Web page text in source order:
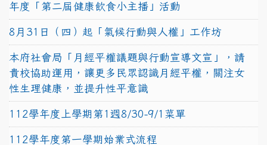
年度「第二屆健康飲食小主播」活動
8月31日（四）起「氣候行動與人權」工作坊
本府社會局「月經平權議題與行動宣導文宣」，請
貴校協助運用，讓更多民眾認識月經平權，關注女
性生理健康，並提升性平意識
112學年度上學期第1週8/30-9/1菜單
112學年度第一學期始業式流程